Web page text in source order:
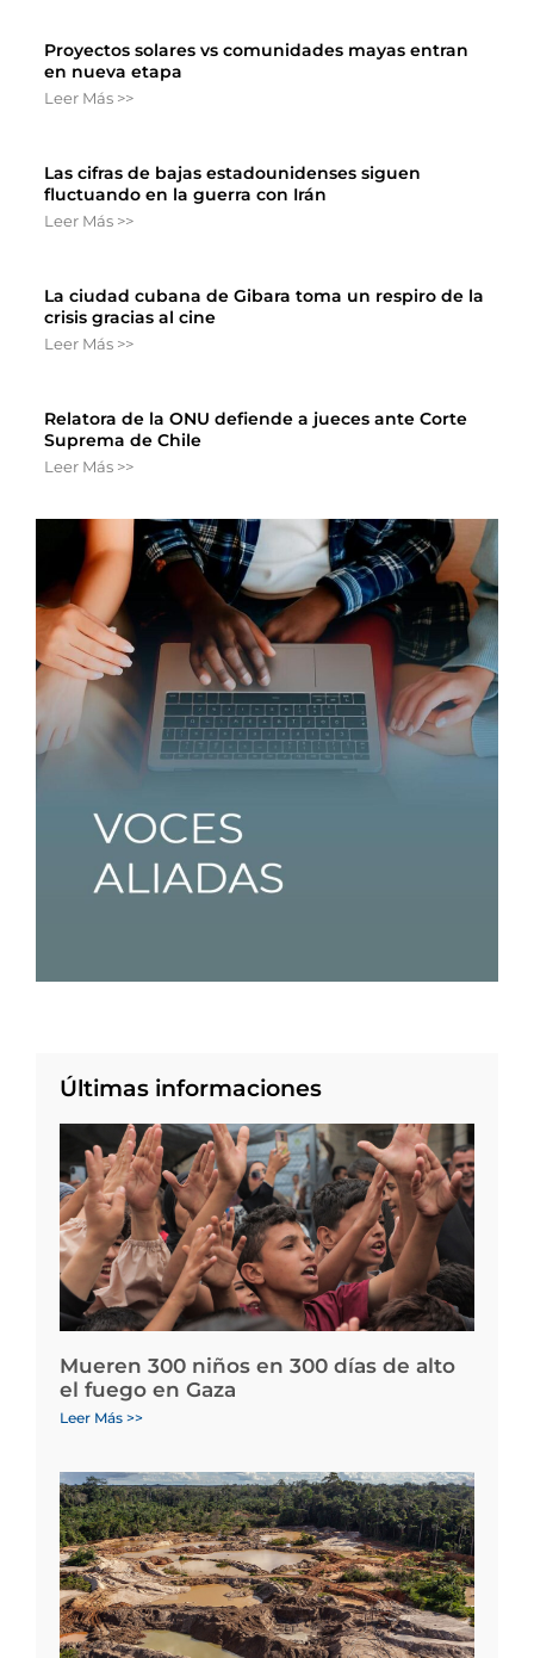
Proyectos solares vs comunidades mayas entran
en nueva etapa
Leer Más >>
Las cifras de bajas estadounidenses siguen
fluctuando en la guerra con Irán
Leer Más >>
La ciudad cubana de Gibara toma un respiro de la
crisis gracias al cine
Leer Más >>
Relatora de la ONU defiende a jueces ante Corte
Suprema de Chile
Leer Más >>
Últimas informaciones
Mueren 300 niños en 300 días de alto
el fuego en Gaza
Leer Más >>